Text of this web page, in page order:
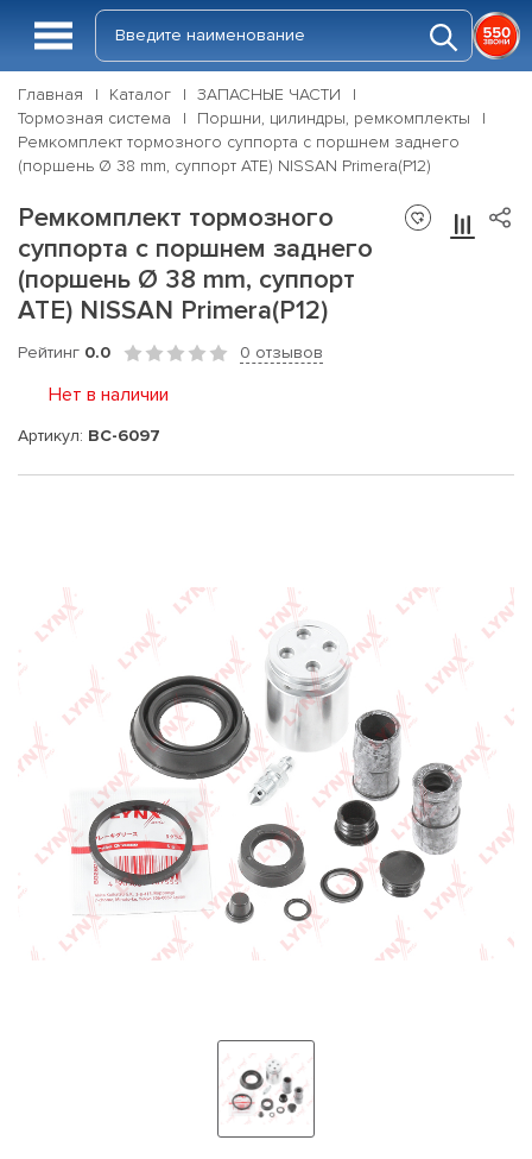
Главная Каталог
ЗАПАСНЫЕ ЧАСТИ
Тормозная система
Поршни, цилиндры, ремкомплекты
Ремкомплект тормозного суппорта с поршнем заднего
(поршень Ø 38 mm, суппорт ATE) NISSAN Primera(P12)
Ремкомплект тормозного
суппорта с поршнем заднего
(поршень Ø 38 mm, суппорт
ATE) NISSAN Primera(P12)
Рейтинг 0.0 0 отзывов
Нет в наличии
Артикул: BC-6097